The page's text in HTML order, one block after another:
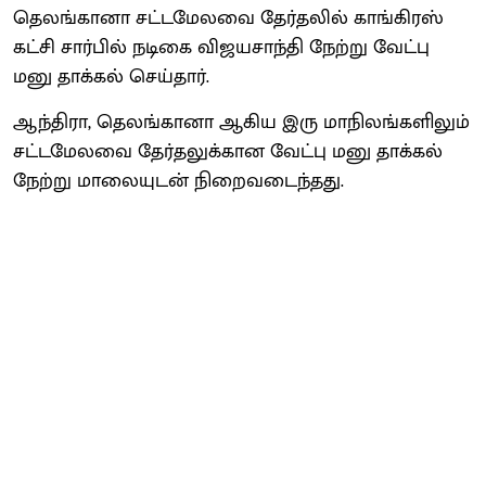
தெலங்கானா சட்டமேலவை தேர்தலில் காங்கிரஸ்
கட்சி சார்பில் நடிகை விஜயசாந்தி நேற்று வேட்பு
மனு தாக்கல் செய்தார்.
ஆந்திரா, தெலங்கானா ஆகிய இரு மாநிலங்களிலும்
சட்டமேலவை தேர்தலுக்கான வேட்பு மனு தாக்கல்
நேற்று மாலையுடன் நிறைவடைந்தது.